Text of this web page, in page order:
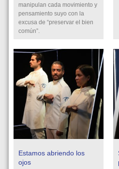
manipulan cada movimiento y
pensamiento suyo con la
excusa de “preservar el bien
común”.
Estamos abriendo los
ojos